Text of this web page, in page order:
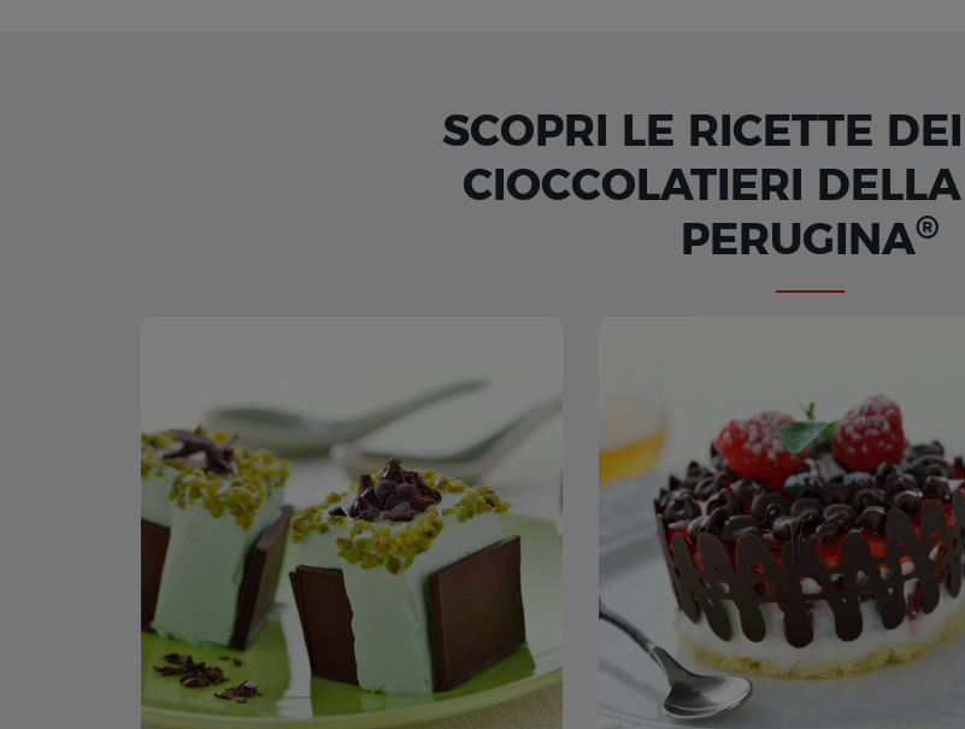
SCOPRI LE RICETTE
CIOCCOLATIERI
PERUGINA®